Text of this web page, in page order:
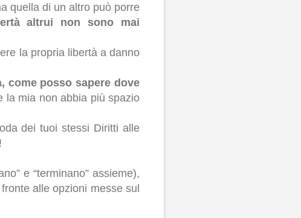
quella di un altro può porre
altrui non sono mai
la propria libertà a danno
come posso sapere dove
la mia non abbia più spazio
dei tuoi stessi Diritti alle
e “terminano” assieme),
alle opzioni messe sul